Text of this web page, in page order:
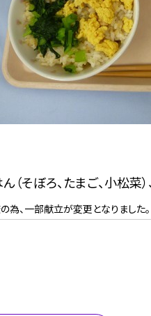
（そぼろ、たまご、小松
為、一部献立が変更となりました。